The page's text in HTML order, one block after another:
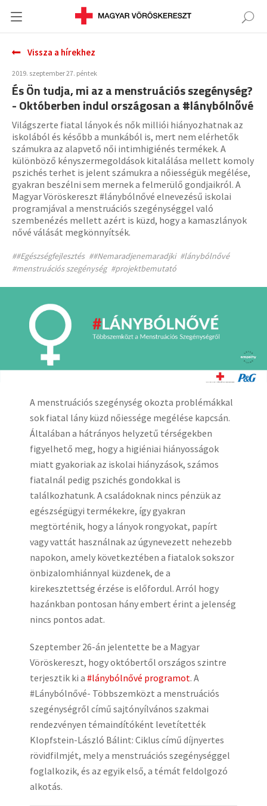
Vissza a hírekhez
2019. szeptember 27. péntek
És Ön tudja, mi az a menstruációs szegénység?
- Októberben indul országosan a #lánybólnővé
Világszerte fiatal lányok és nők milliói hiányozhatnak az
iskolából és később a munkából is, mert nem elérhetők
számukra az alapvető női intimhigiénés termékek. A
különböző kényszermegoldások kitalálása mellett komoly
pszichés terhet is jelent számukra a nőiességük megélése,
gyakran beszélni sem mernek a felmerülő gondjaikról. A
Magyar Vöröskereszt #lánybólnővé elnevezésű iskolai
programjával a menstruációs szegénységgel való
szembenézés mellett azért is küzd, hogy a kamaszlányok
nővé válását megkönnyítsék.
##Egészségfejlesztés ##Nemaradjenemaradjki #lánybólnővé
#menstruációs szegénység #projektbemutató
A menstruációs szegénység okozta problémákkal
sok fiatal lány küzd nőiessége megélése kapcsán.
Általában a hátrányos helyzetű térségekben
figyelhető meg, hogy a higiéniai hiányosságok
miatt gyakoriak az iskolai hiányzások, számos
fiatalnál pedig pszichés gondokkal is
találkozhatunk. A családoknak nincs pénzük az
egészségügyi termékekre, így gyakran
megtörténik, hogy a lányok rongyokat, papírt
vagy vattát használnak az úgynevezett nehezebb
napokon, amely következtében a fiatalok sokszor
önbizalomhiánnyal küzdenek, de a
kirekesztettség érzése is előfordul. Arról hogy
hazánkban pontosan hány embert érint a jelenség
nincs pontos adat.
Szeptember 26-án jelentette be a Magyar
Vöröskereszt, hogy októbertől országos szintre
terjesztik ki a #lánybólnővé programot. A
#Lánybólnővé- Többszemközt a menstruációs
szegénységről című sajtónyílvános szakmai
rendezvényen témaindítóként levetítették
Klopfstein-László Bálint: Ciklus című díjnyertes
rövidfilmjét, mely a menstruációs szegénységgel
foglalkozik, és az egyik első, a témát feldolgozó
alkotás.